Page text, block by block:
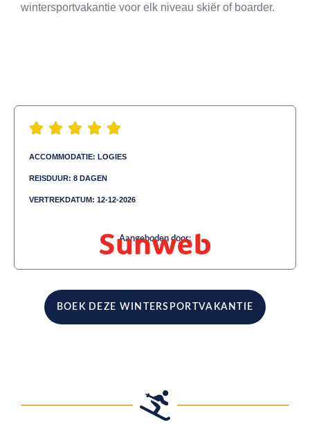
wintersportvakantie voor elk niveau skiër of boarder.
ACCOMMODATIE: LOGIES
REISDUUR: 8 DAGEN
VERTREKDATUM: 12-12-2026
Aangeboden door:
BOEK DEZE WINTERSPORTVAKANTIE